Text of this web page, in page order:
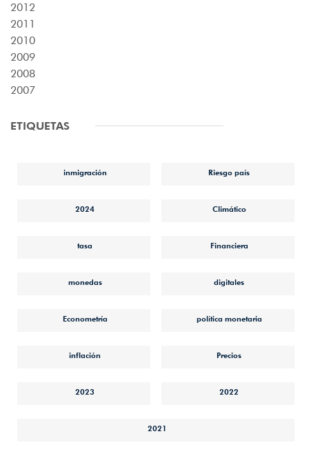
2012
2011
2010
2009
2008
2007
ETIQUETAS
inmigración Riesgo país
2024 Climático
tasa Financiera
monedas digitales
Econometría política monetaria
inflación Precios
2023 2022
2021